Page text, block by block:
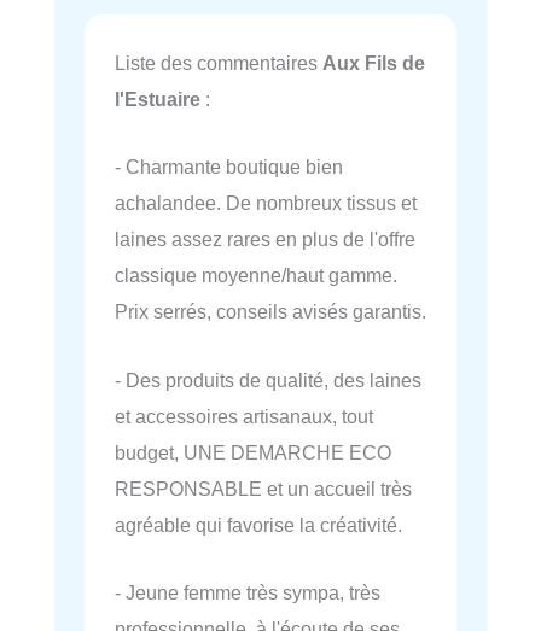
Liste des commentaires Aux Fils de
l'Estuaire :
- Charmante boutique bien
achalandee. De nombreux tissus et
laines assez rares en plus de l'offre
classique moyenne/haut gamme.
Prix serrés, conseils avisés garantis.
- Des produits de qualité, des laines
et accessoires artisanaux, tout
budget, UNE DEMARCHE ECO
RESPONSABLE et un accueil très
agréable qui favorise la créativité.
- Jeune femme très sympa, très